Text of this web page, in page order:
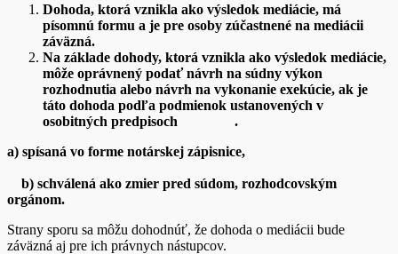
Dohoda, ktorá vznikla ako výsledok mediácie, má
písomnú formu a je pre osoby zúčastnené na mediácii
záväzná.
Na základe dohody, ktorá vznikla ako výsledok mediácie,
môže oprávnený podať návrh na súdny výkon
rozhodnutia alebo návrh na vykonanie exekúcie, ak je
táto dohoda podľa podmienok ustanovených v
osobitných predpisoch
.
a) spísaná vo forme notárskej zápisnice,
b) schválená ako zmier pred súdom, rozhodcovským
orgánom.
Strany sporu sa môžu dohodnúť, že dohoda o mediácii bude
záväzná aj pre ich právnych nástupcov.